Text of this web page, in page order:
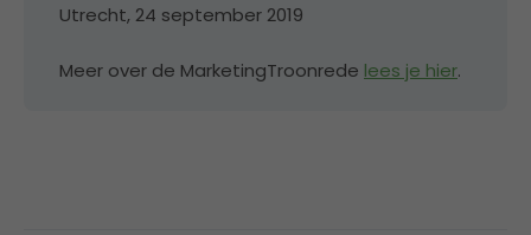
Utrecht, 24 september 2019
Meer over de MarketingTroonrede lees je hier.